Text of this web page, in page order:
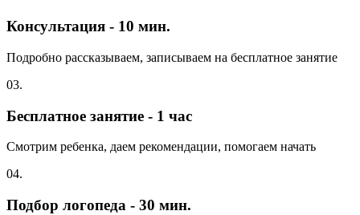
Консультация - 10 мин.
Подробно рассказываем, записываем на бесплатное занятие
03.
Бесплатное занятие - 1 час
Смотрим ребенка, даем рекомендации, помогаем начать
04.
Подбор логопеда - 30 мин.